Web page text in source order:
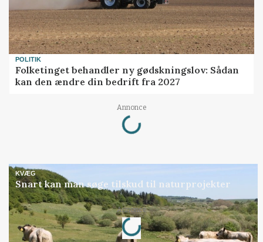
POLITIK
Folketinget behandler ny gødskningslov: Sådan
kan den ændre din bedrift fra 2027
Annonce
Loading...
KVÆG
Snart kan man søge tilskud til naturprojekter
Annonce
Loading...